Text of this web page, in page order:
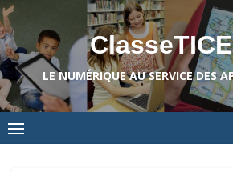
Skip
to
content
LE NUMÉRIQUE AU SERVICE DES